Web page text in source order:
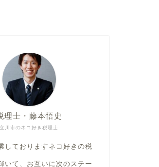
立川市のネコ好き税理士
理士・藤本悟史
しておりますネコ好きの税
いて、お互いに次のステー